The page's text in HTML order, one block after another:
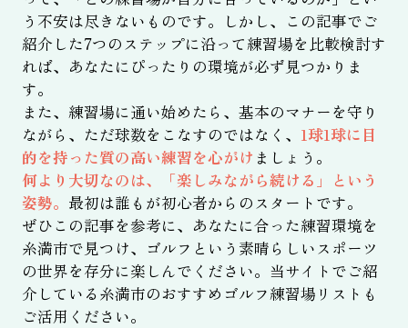
う不安は尽きないものです。しかし、この記事でご
紹介した7つのステップに沿って練習場を比較検討す
れば、あなたにぴったりの環境が必ず見つかりま
す。
また、練習場に通い始めたら、基本のマナーを守り
ながら、ただ球数をこなすのではなく、 1球1球に目
的を持った質の高い練習を心がけ ましょう。
何より大切なのは、「楽しみながら続ける」という
姿勢。 最初は誰もが初心者からのスタートです。
ぜひこの記事を参考に、あなたに合った練習環境を
糸満市で見つけ、ゴルフという素晴らしいスポーツ
の世界を存分に楽しんでください。当サイトでご紹
介している糸満市のおすすめゴルフ練習場リストも
ご活用ください。